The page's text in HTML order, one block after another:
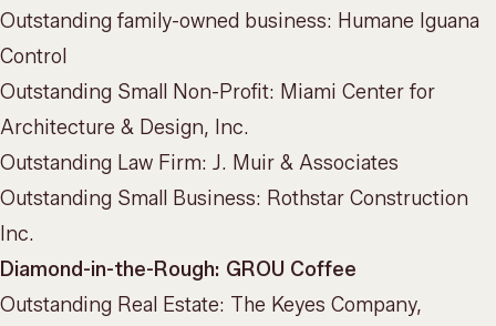
Outstanding family-owned business: Humane Iguana
Control
Outstanding Small Non-Profit: Miami Center for
Architecture & Design, Inc.
Outstanding Law Firm: J. Muir & Associates
Outstanding Small Business: Rothstar Construction
Inc.
Diamond-in-the-Rough: GROU Coffee
Outstanding Real Estate: The Keyes Company,